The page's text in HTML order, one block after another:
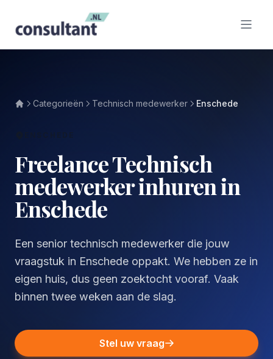
Categorieën Technisch medewerker Enschede
Freelance Technisch
medewerker inhuren in
Enschede
Een senior technisch medewerker die jouw
vraagstuk in Enschede oppakt. We hebben ze in
eigen huis, dus geen zoektocht vooraf. Vaak
binnen twee weken aan de slag.
Stel uw vraag